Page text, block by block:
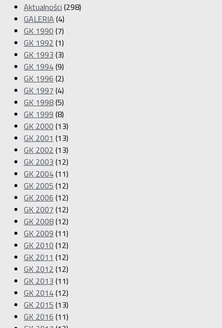
Aktualności (298)
GALERIA (4)
GK 1990 (7)
GK 1992 (1)
GK 1993 (3)
GK 1994(9)
GK 1996 (2)
GK 1997 (4)
GK 1998(5)
GK 1999 (8)
GK 2000 (13)
GK 2001 (13)
GK 2002 (13)
GK 2003 (12)
GK 2004(11)
GK 2005 (12)
GK 2006 (12)
GK 2007 (12)
GK 2008(12)
GK 2009 (11)
GK 2010 (12)
GK 2011 (12)
GK 2012 (12)
GK 2013 (11)
GK 2014(12)
GK 2015 (13)
GK 2016 (11)